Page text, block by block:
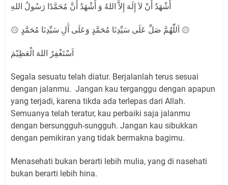
أَشْهَدُ أَنْ لاَ إِلَهَ إِلاَّ اللهُ وَ أَشْهَدُ أَنَّ مُحَمَّدًا رَسُولُ اللهِ
۞ اَللّٰهُمَّ صَلِّ عَلَى سَيِّدِنَا مُحَمَّدٍ وَعَلَى آٰلِ سَيِّدِنَا مُحَمَّدٍ ۞
اَسْتَغْفِرُ اللهَ الْعَظِيْمَ
Segala sesuatu telah diatur. Berjalanlah terus sesuai
dengan jalanmu. Jangan kau terganggu dengan apapun
yang terjadi, karena tikda ada terlepas dari Allah.
Semuanya telah teratur, kau perbaiki saja jalanmu
dengan bersungguh-sungguh. Jangan kau sibukkan
dengan pemikiran yang tidak bermakna bagimu.
Menasehati bukan berarti lebih mulia, yang di nasehati
bukan berarti lebih hina.